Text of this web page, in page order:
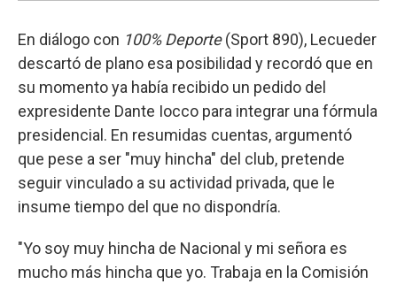
En diálogo con 100% Deporte(Sport 890), Lecueder
descartó de plano esa posibilidad y recordó que en
su momento ya había recibido un pedido del
expresidente Dante Iocco para integrar una fórmula
presidencial. En resumidas cuentas, argumentó
que pese a ser "muy hincha" del club, pretende
seguir vinculado a su actividad privada, que le
insume tiempo del que no dispondría.
"Yo soy muy hincha de Nacional y mi señora es
mucho más hincha que yo. Trabaja en la Comisión